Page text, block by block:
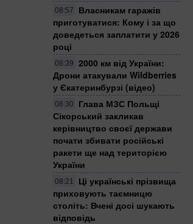
08:57
Власникам гаражів
приготуватися: Кому і за що
доведеться заплатити у 2026
році
08:39
2000 км від України:
Дрони атакували Wildberries
у Єкатеринбурзі (відео)
08:30
Глава МЗС Польщі
Сікорський закликав
керівництво своєї держави
почати збивати російські
ракети ще над територією
України
08:21
Ці українські прізвища
приховують таємницю
століть: Вчені досі шукають
відповідь